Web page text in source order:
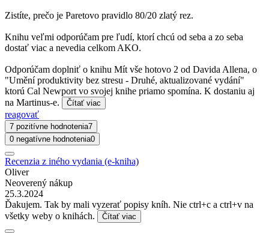
Zistíte, prečo je Paretovo pravidlo 80/20 zlatý rez.
Knihu veľmi odporúčam pre ľudí, ktorí chcú od seba a zo seba
dostať viac a nevedia celkom AKO.
Odporúčam doplniť o knihu Mít vše hotovo 2 od Davida Allena, o
"Umění produktivity bez stresu - Druhé, aktualizované vydání"
ktorú Cal Newport vo svojej knihe priamo spomína. K dostaniu aj
na Martinus-e.
Čítať viac
reagovať
7 pozitívne hodnotenia7
0 negatívne hodnotenia0
Recenzia z iného vydania (e-kniha)
Oliver
Neoverený nákup
25.3.2024
Ďakujem. Tak by mali vyzerať popisy kníh. Nie ctrl+c a ctrl+v na
všetky weby o knihách.
Čítať viac